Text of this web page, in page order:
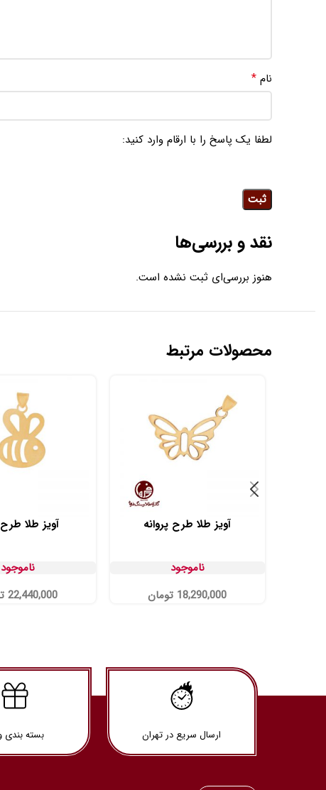
نقد و بررسی‌ها
هنوز بررسی‌ای ثبت نشده است.
نام *
لطفا یک پاسخ را با ارقام وارد کنید:
محصولات مرتبط
آویز طلا طرح پروانه
ناموجود
18,290,000 تومان
آویز طلا طرح
ناموجود
22,440,000
ارسال سریع در تهران بسته بندی